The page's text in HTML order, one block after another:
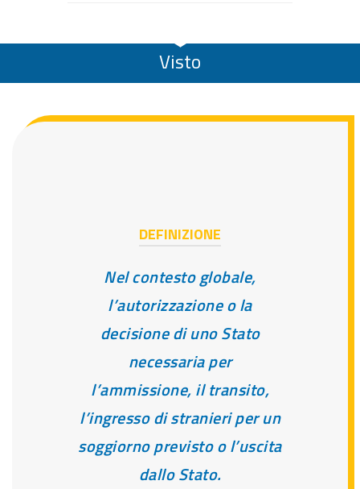
Visto
DEFINIZIONE
Nel contesto globale,
l’autorizzazione o la
decisione di uno Stato
necessaria per
l’ammissione, il transito,
l’ingresso di stranieri per un
soggiorno previsto o l’uscita
dallo Stato.